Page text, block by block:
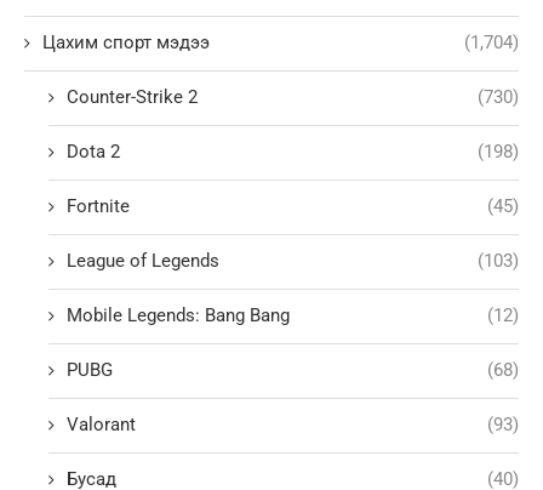
Цахим спорт мэдээ (1,704)
Counter-Strike 2 (730)
Dota 2 (198)
Fortnite (45)
League of Legends (103)
Mobile Legends: Bang Bang (12)
PUBG (68)
Valorant (93)
Бусад (40)